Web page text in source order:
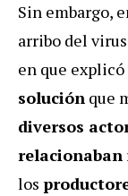
Sin embargo,
arribo del
en que
solución que
diversos
relacionaban
los